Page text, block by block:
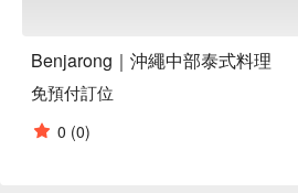
Benjarong｜沖繩中部泰式料理
免預付訂位
0 (0)